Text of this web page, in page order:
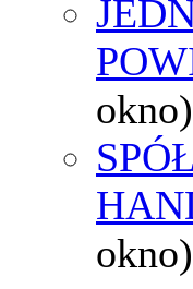
okno)
okno)